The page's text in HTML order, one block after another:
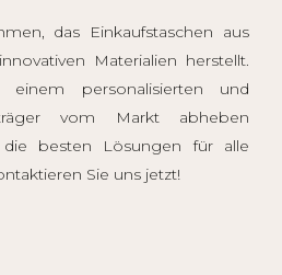
das Einkaufstaschen aus
Materialien herstellt.
personalisierten und
vom Markt abheben
besten Lösungen für alle
Sie uns jetzt!